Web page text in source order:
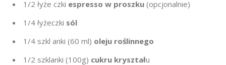
1/2 łyże czki espresso w proszku (opcjonalnie)
1/4 łyżeczki sól
1/4 szkl anki (60 ml) oleju roślinnego
1/2 szklanki (100g) cukru kryształu